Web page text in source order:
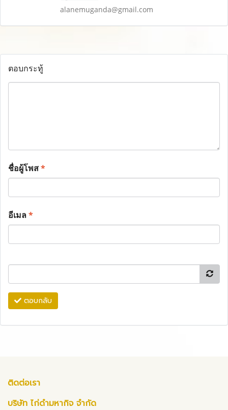
alanemuganda@gmail.com
ตอบกระทู้
ชื่อผู้โพส*
อีเมล*
ตอบกลับ
ติดต่อเรา
บริษัท ไก่ดำมหากิจ จำกัด